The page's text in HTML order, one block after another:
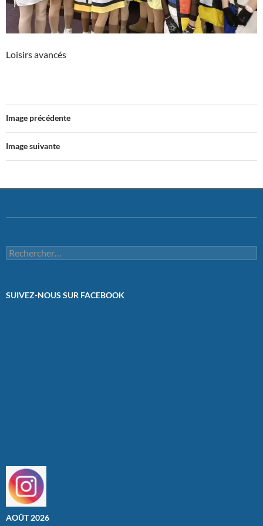
Loisirs avancés
Image précédente
Image suivante
Rechercher :
SUIVEZ-NOUS SUR FACEBOOK
AOÛT 2026